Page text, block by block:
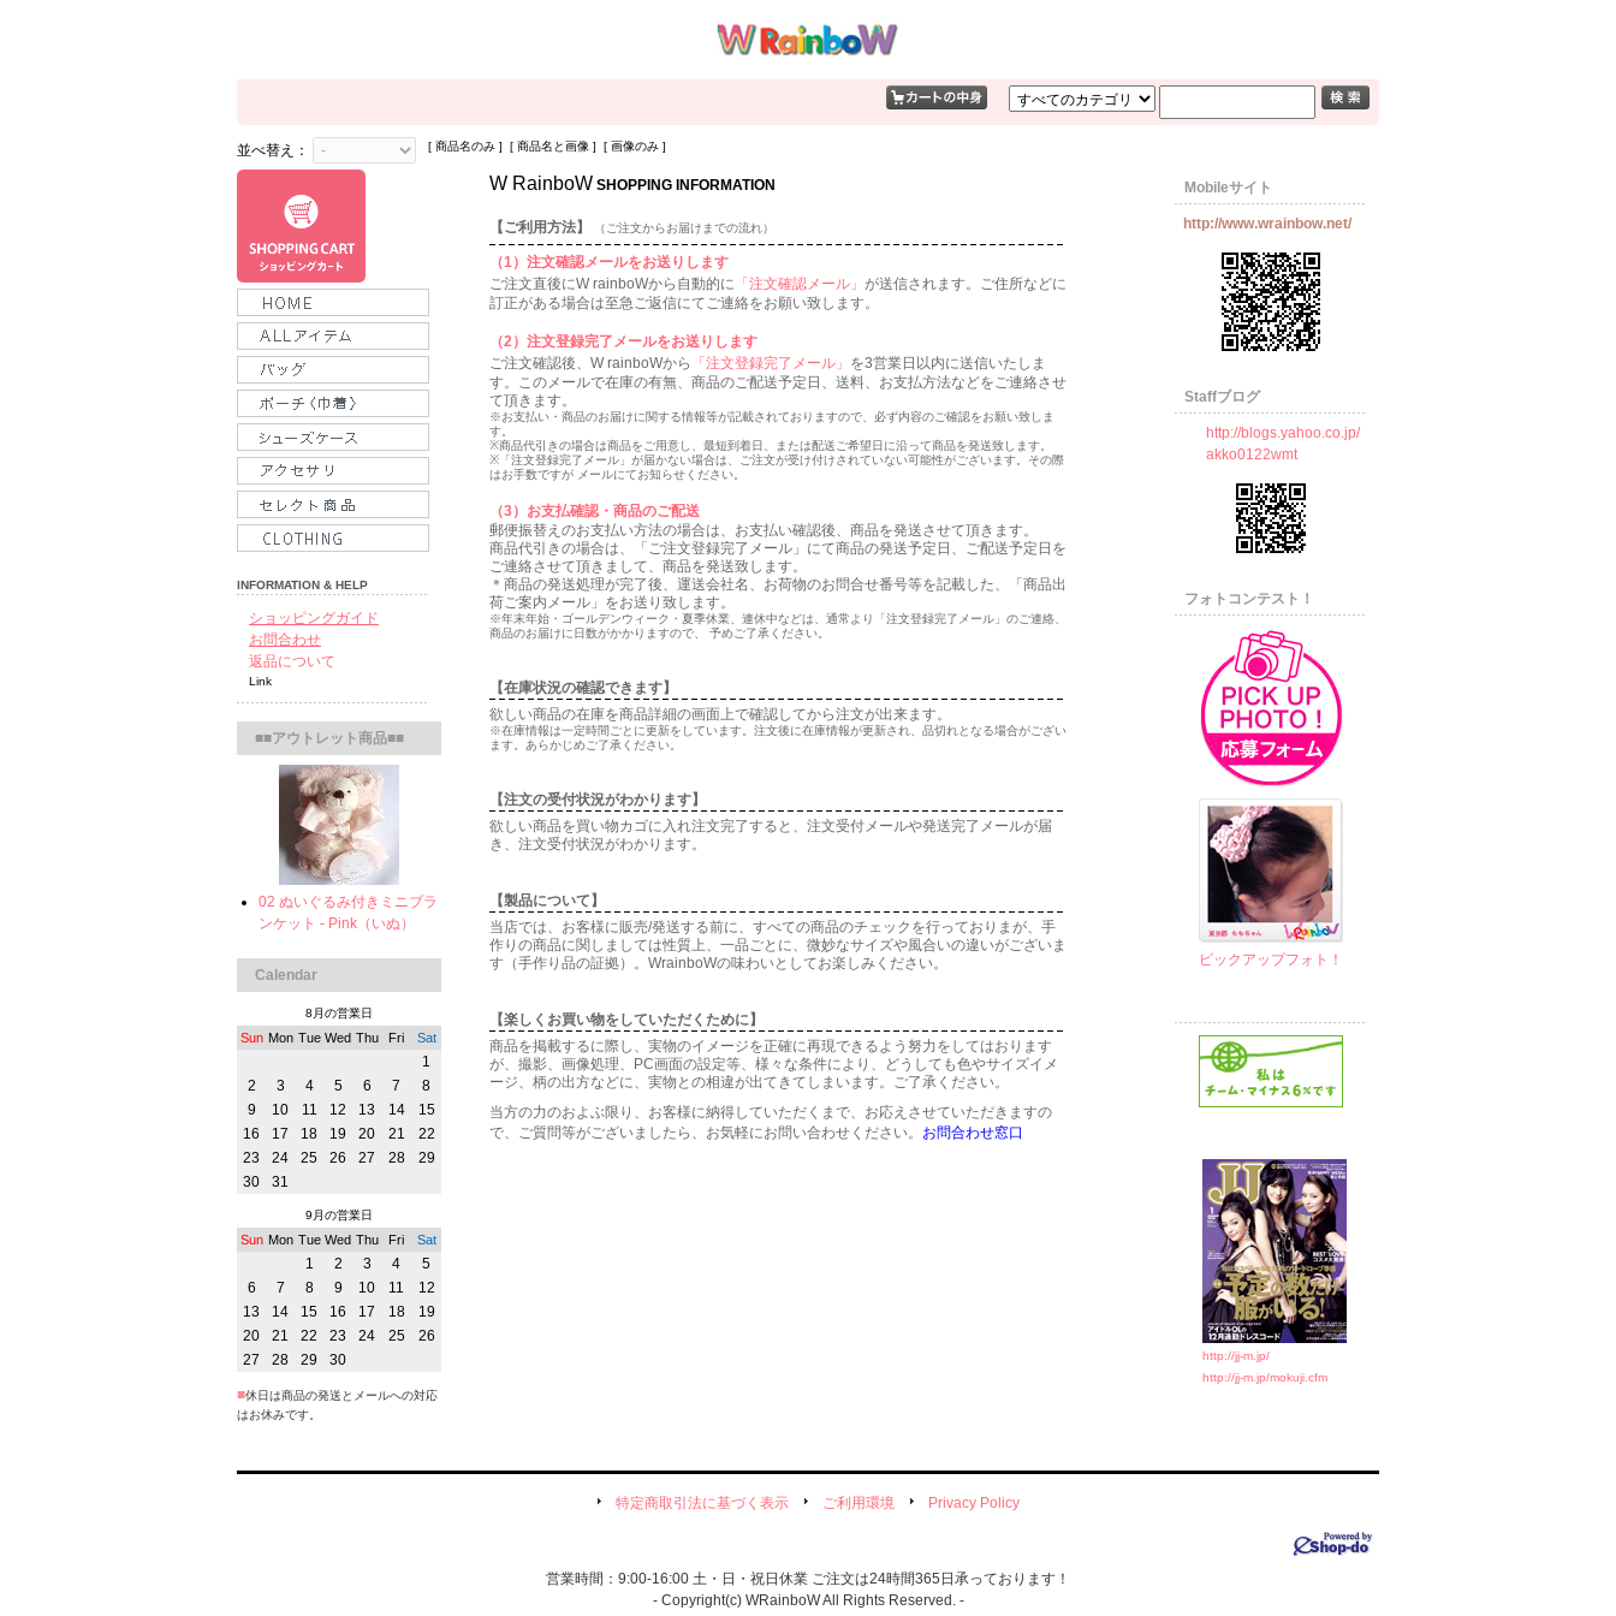
並べ替え： [ 商品名のみ ] [ 商品名と画像 ] [ 画像のみ ]
W RainboW SHOPPING INFORMATION
【ご利用方法】 （ご注文からお届けまでの流れ）
（1）注文確認メールをお送りします
ご注文直後にW rainboWから自動的に 「注文確認メール」 が送信されます。ご住所などに
訂正がある場合は至急ご返信にてご連絡をお願い致します。
（2）注文登録完了メールをお送りします
ご注文確認後、W rainboWから
「注文登録完了メール」 を3営業日以内に送信いたしま
す。このメールで在庫の有無、商品のご配送予定日、送料、お支払方法などをご連絡させ
て頂きます。
※お支払い・商品のお届けに関する情報等が記載されておりますので、必ず内容のご確認をお願い致しま
す。
※商品代引きの場合は商品をご用意し、最短到着日、または配送ご希望日に沿って商品を発送致します。
※「注文登録完了メール」が届かない場合は、ご注文が受け付けされていない可能性がございます。その際
はお手数ですが メールにてお知らせください。
（3）お支払確認・商品のご配送
郵便振替えのお支払い方法の場合は、お支払い確認後、商品を発送させて頂きます。
商品代引きの場合は、「ご注文登録完了メール」にて商品の発送予定日、ご配送予定日を
ご連絡させて頂きまして、商品を発送致します。
＊商品の発送処理が完了後、運送会社名、お荷物のお問合せ番号等を記載した、「商品出
荷ご案内メール」をお送り致します。
※年末年始・ゴールデンウィーク・夏季休業、連休中などは、通常より「注文登録完了メール」のご連絡、
商品のお届けに日数がかかりますので、 予めご了承ください。
【在庫状況の確認できます】
欲しい商品の在庫を商品詳細の画面上で確認してから注文が出来ます。
※在庫情報は一定時間ごとに更新をしています。注文後に在庫情報が更新され、品切れとなる場合がござい
ます。あらかじめご了承ください。
【注文の受付状況がわかります】
欲しい商品を買い物カゴに入れ注文完了すると、注文受付メールや発送完了メールが届
き、注文受付状況がわかります。
【製品について】
当店では、お客様に販売/発送する前に、すべての商品のチェックを行っておりまが、手
作りの商品に関しましては性質上、一品ごとに、微妙なサイズや風合いの違いがございま
す（手作り品の証拠）。WrainboWの味わいとしてお楽しみください。
【楽しくお買い物をしていただくために】
商品を掲載するに際し、実物のイメージを正確に再現できるよう努力をしてはおります
が、撮影、画像処理、PC画面の設定等、様々な条件により、どうしても色やサイズイメ
ージ、柄の出方などに、実物との相違が出てきてしまいます。ご了承ください。
当方の力のおよぶ限り、お客様に納得していただくまで、お応えさせていただきますの
で、ご質問等がございましたら、お気軽にお問い合わせください。 お問合わせ窓口
INFORMATION & HELP
ショッピングガイド
お問合わせ
返品について
Link
■■アウトレット商品■■
02 ぬいぐるみ付きミニブラ
ンケット - Pink（いぬ）
Calendar
8月の営業日
Sun Mon Tue Wed Thu Fri Sat
1
2
3 4 5 6 7
8
9
10 11 12 13 14
15
16
17 18 19 20 21
22
23
24 25 26 27 28
29
30
31
9月の営業日
Sun Mon Tue Wed Thu Fri Sat
1 2 3 4
5
6
7 8 9 10 11
12
13
14 15 16 17 18
19
20
21 22 23 24 25
26
27
28 29 30
■休日は商品の発送とメールへの対応
はお休みです。
Mobileサイト
http://www.wrainbow.net/
Staffブログ
http://blogs.yahoo.co.jp/
akko0122wmt
フォトコンテスト！
ピックアップフォト！
http://jj-m.jp/
http://jj-m.jp/mokuji.cfm
特定商取引法に基づく表示 ご利用環境 Privacy Policy
営業時間：9:00-16:00 土・日・祝日休業 ご注文は24時間365日承っております！
- Copyright(c) WRainboW All Rights Reserved. -